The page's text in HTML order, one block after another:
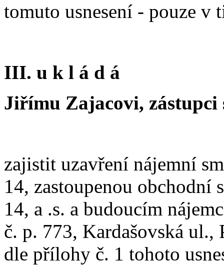
tomuto usnesení - pouze v
III. u k l á d á
Jiřímu Zajacovi, zástupci
zajistit uzavření nájemní
14, zastoupenou obchodní
14, a .s. a budoucím
č. p. 773, Kardašovská ul.,
dle přílohy č. 1 tohoto